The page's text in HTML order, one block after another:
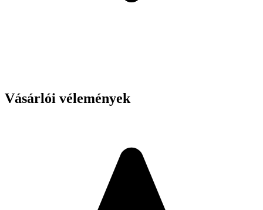
Vásárlói vélemények